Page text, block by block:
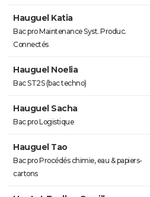
Hauguel Katia
Bac pro Maintenance Syst. Produc.
Connectés
Hauguel Noelia
Bac ST2S (bac techno)
Hauguel Sacha
Bac pro Logistique
Hauguel Tao
Bac pro Procédés chimie, eau & papiers-
cartons